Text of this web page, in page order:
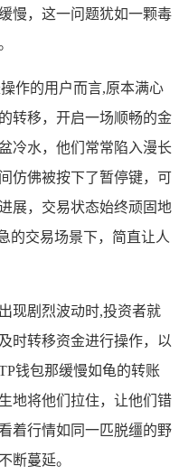
慢，这一问题犹如一颗毒
作的用户而言,原本满心
转移，开启一场顺畅的金
冷水，他们常常陷入漫长
仿佛被按下了暂停键，可
展，交易状态始终顽固地
的交易场景下，简直让人
现剧烈波动时,投资者就
时转移资金进行操作，以
钱包那缓慢如龟的转账
地将他们拉住，让他们错
着行情如同一匹脱缰的野
断蔓延。